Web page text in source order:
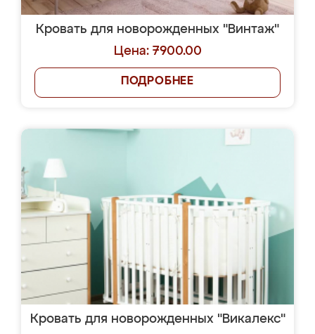
Кровать для новорожденных "Винтаж"
Цена: 7900.00
ПОДРОБНЕЕ
Кровать для новорожденных "Викалекс"